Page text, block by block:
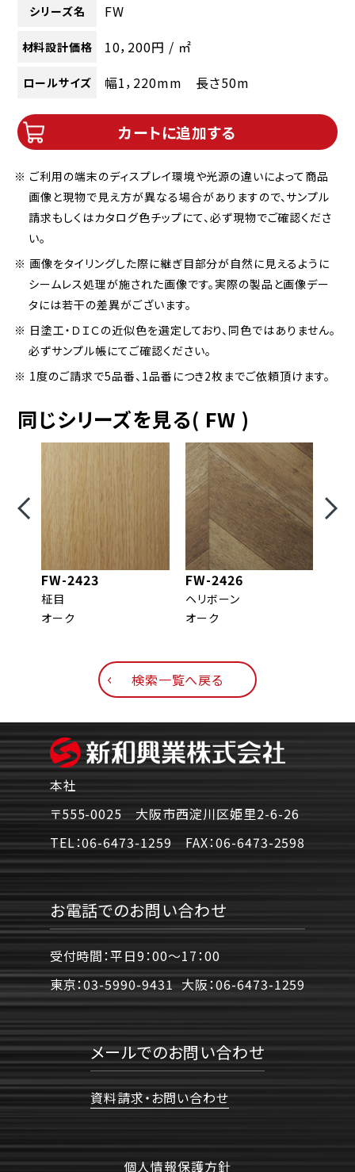
シリーズ名 FW
材料設計価格 10，200円 / ㎡
ロールサイズ 幅1，220mm 長さ50m
カートに追加する
※ ご利用の端末のディスプレイ環境や光源の違いによって商品
画像と現物で見え方が異なる場合がありますので、サンプル
請求もしくはカタログ色チップにて、必ず現物でご確認くださ
い。
※ 画像をタイリングした際に継ぎ目部分が自然に見えるように
シームレス処理が施された画像です。実際の製品と画像デー
タには若干の差異がございます。
※ 日塗工・ＤＩＣの近似色を選定しており、同色ではありません。
必ずサンプル帳にてご確認ください。
※ 1度のご請求で5品番、1品番につき2枚までご依頼頂けます。
同じシリーズを見る( FW )
FW-2423
柾目
オーク
FW-2426
ヘリボーン
オーク
検索一覧へ戻る
本社
〒555-0025 大阪市西淀川区姫里2-6-26
TEL：06-6473-1259 FAX：06-6473-2598
お電話でのお問い合わせ
受付時間：平日9：00〜17：00
東京：03-5990-9431 大阪：06-6473-1259
メールでのお問い合わせ
資料請求・お問い合わせ
個人情報保護方針